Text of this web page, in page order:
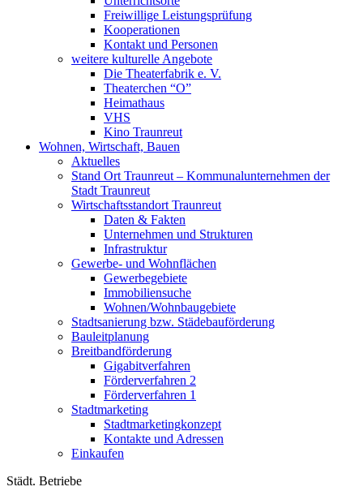
Freiwillige Leistungsprüfung
Kooperationen
Kontakt und Personen
weitere kulturelle Angebote
Die Theaterfabrik e. V.
Theaterchen “O”
Heimathaus
VHS
Kino Traunreut
Wohnen, Wirtschaft, Bauen
Aktuelles
Stand Ort Traunreut – Kommunalunternehmen der
Stadt Traunreut
Wirtschaftsstandort Traunreut
Daten & Fakten
Unternehmen und Strukturen
Infrastruktur
Gewerbe- und Wohnflächen
Gewerbegebiete
Immobiliensuche
Wohnen/Wohnbaugebiete
Stadtsanierung bzw. Städebauförderung
Bauleitplanung
Breitbandförderung
Gigabitverfahren
Förderverfahren 2
Förderverfahren 1
Stadtmarketing
Stadtmarketingkonzept
Kontakte und Adressen
Einkaufen
Städt. Betriebe